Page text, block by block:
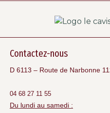
Contactez-nous
D 6113 – Route de Narbonne
04 68 27 11 55
Du lundi au samedi :